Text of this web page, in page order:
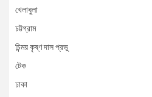
খেলাধুলা
চট্টগ্রাম
চিন্ময় কৃষ্ণ দাস প্রভু
টেক
ঢাকা